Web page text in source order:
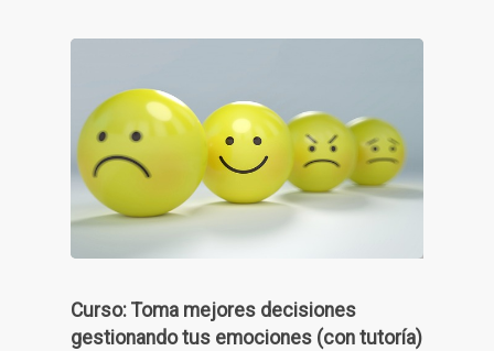
Curso: Toma mejores decisiones
gestionando tus emociones (con tutoría)